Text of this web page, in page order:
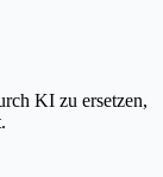
KI zu ersetzen,